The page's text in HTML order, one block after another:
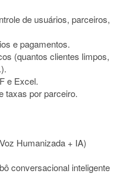
de usuários, parceiros,
e pagamentos.
(quantos clientes limpos,
e Excel.
taxas por parceiro.
Humanizada + IA)
conversacional inteligente